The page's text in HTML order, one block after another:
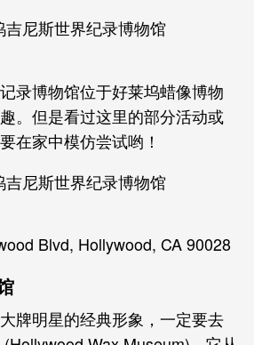
录博物馆位于好莱坞蜡像博物
。但是看过这里的部分活动或
在家中模仿尝试哟！
Blvd, Hollywood, CA 90028
牌明星的经典形象，一定要去